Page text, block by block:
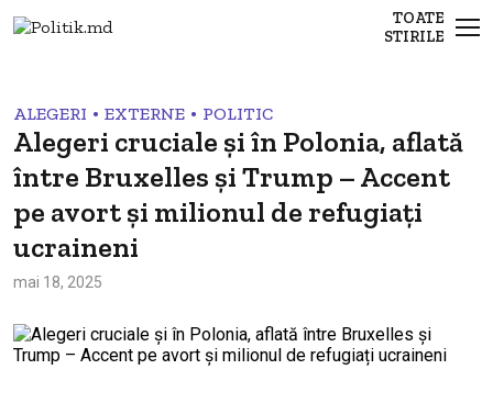
TOATE
STIRILE
ALEGERI • EXTERNE • POLITIC
Alegeri cruciale și în Polonia, aflată
între Bruxelles și Trump – Accent
pe avort și milionul de refugiați
ucraineni
mai 18, 2025